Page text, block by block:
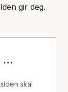
gir deg.
…
skal